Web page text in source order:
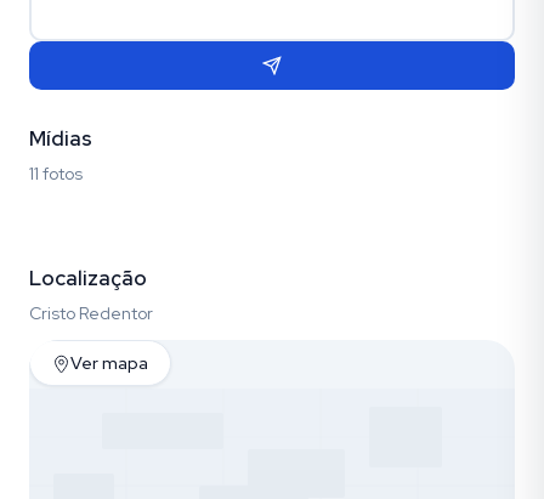
Mídias
11 fotos
Localização
Cristo Redentor
Ver mapa